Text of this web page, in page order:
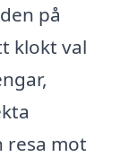
på
klokt val
resa mot